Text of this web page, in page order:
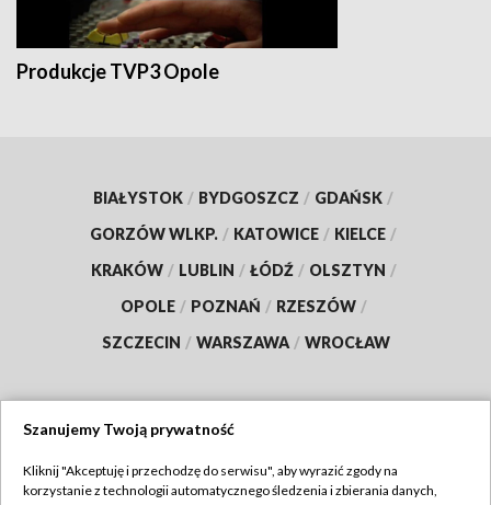
Produkcje TVP3 Opole
BIAŁYSTOK / BYDGOSZCZ / GDAŃSK /
GORZÓW WLKP. / KATOWICE / KIELCE /
KRAKÓW / LUBLIN / ŁÓDŹ / OLSZTYN /
OPOLE / POZNAŃ / RZESZÓW /
SZCZECIN / WARSZAWA / WROCŁAW
TVP
Szanujemy Twoją prywatność
Kliknij "Akceptuję i przechodzę do serwisu", aby wyrazić zgody na
korzystanie z technologii automatycznego śledzenia i zbierania danych,